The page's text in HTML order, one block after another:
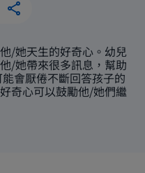
/她天生的好奇心。幼兒
/她帶來很多訊息，幫助
會厭倦不斷回答孩子的
奇心可以鼓勵他/她們繼